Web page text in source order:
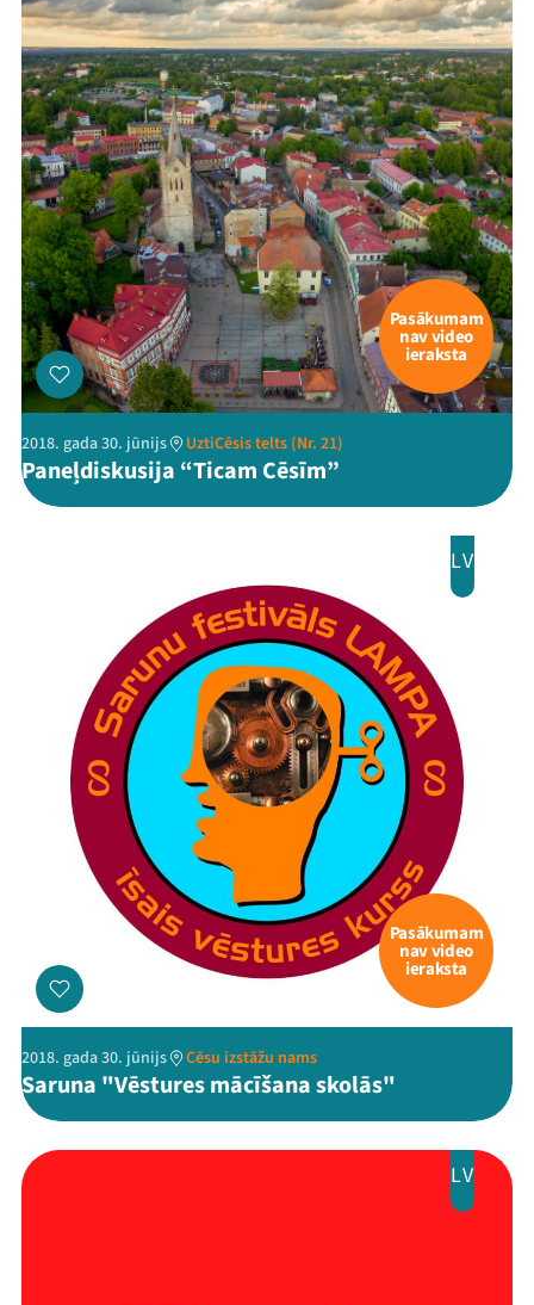
Pasākumam
nav video
ieraksta
2018. gada 30. jūnijs UztiCēsis telts (Nr. 21)
Paneļdiskusija “Ticam Cēsīm”
LV
Pasākumam
nav video
ieraksta
2018. gada 30. jūnijs Cēsu izstāžu nams
Saruna "Vēstures mācīšana skolās"
LV